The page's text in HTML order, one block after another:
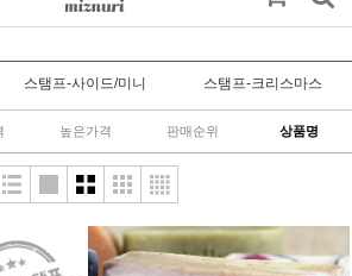
스탬프-사이드/미니 스탬프-크리스마스
높은가격 판매순위 상품명